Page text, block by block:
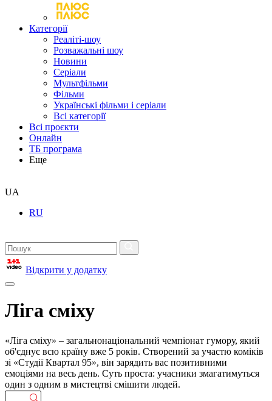
Категорії
Реаліті-шоу
Розважальні шоу
Новини
Серіали
Мультфільми
Фільми
Українські фільми і серіали
Всі категорії
Всі проєкти
Онлайн
ТБ програма
Еще
UA
RU
Відкрити у додатку
Ліга сміху
«Ліга сміху» – загальнонаціональний чемпіонат гумору, який
об'єднує всю країну вже 5 років. Створений за участю коміків
зі «Студії Квартал 95», він зарядить вас позитивними
емоціями на весь день. Суть проста: учасники змагатимуться
один з одним в мистецтві смішити людей.